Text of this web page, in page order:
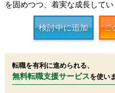
を固めつつ、着実な成長してい
検討中に追加 こ
転職を有利に進められる、
無料転職支援サービスを使い